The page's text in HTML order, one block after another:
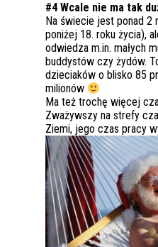
#4 Wcale nie ma tak
Na świecie jest ponad 2
poniżej 18. roku życia),
odwiedza m.in. małych
buddystów czy żydów.
dzieciaków o blisko 85
milionów
Ma też trochę więcej
Zważywszy na strefy
Ziemi, jego czas pracy